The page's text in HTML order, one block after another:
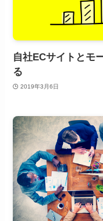
自社ECサイトとモ
る
2019年3月6日